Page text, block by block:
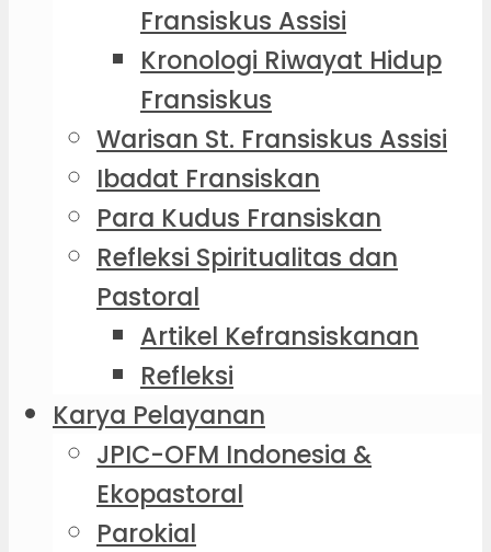
Fransiskus Assisi
Kronologi Riwayat Hidup
Fransiskus
Warisan St. Fransiskus Assisi
Ibadat Fransiskan
Para Kudus Fransiskan
Refleksi Spiritualitas dan
Pastoral
Artikel Kefransiskanan
Refleksi
Karya Pelayanan
JPIC-OFM Indonesia &
Ekopastoral
Parokial